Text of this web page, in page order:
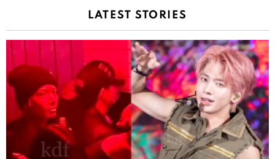
LATEST STORIES